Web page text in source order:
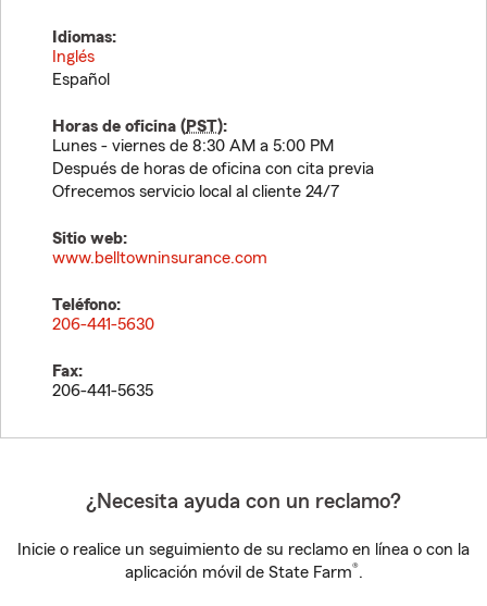
Idiomas:
Inglés
Español
Horas de oficina (PST):
Lunes - viernes de 8:30 AM a 5:00 PM
Después de horas de oficina con cita previa
Ofrecemos servicio local al cliente 24/7
Sitio web:
www.belltowninsurance.com
Teléfono:
206-441-5630
Fax:
206-441-5635
¿Necesita ayuda con un reclamo?
Inicie o realice un seguimiento de su reclamo en línea o con la
aplicación móvil de State Farm®.